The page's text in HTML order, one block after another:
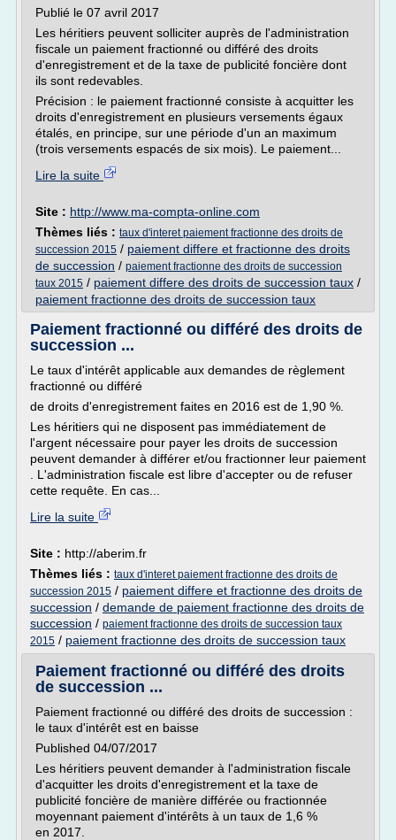
Publié le 07 avril 2017
Les héritiers peuvent solliciter auprès de l'administration
fiscale un paiement fractionné ou différé des droits
d'enregistrement et de la taxe de publicité foncière dont
ils sont redevables.
Précision : le paiement fractionné consiste à acquitter les
droits d'enregistrement en plusieurs versements égaux
étalés, en principe, sur une période d'un an maximum
(trois versements espacés de six mois). Le paiement...
Lire la suite
Site : http://www.ma-compta-online.com
Thèmes liés : taux d'interet paiement fractionne des droits de
succession 2015 / paiement differe et fractionne des droits
de succession / paiement fractionne des droits de succession
taux 2015 / paiement differe des droits de succession taux /
paiement fractionne des droits de succession taux
Paiement fractionné ou différé des droits de
succession ...
Le taux d'intérêt applicable aux demandes de règlement
fractionné ou différé
de droits d'enregistrement faites en 2016 est de 1,90 %.
Les héritiers qui ne disposent pas immédiatement de
l'argent nécessaire pour payer les droits de succession
peuvent demander à différer et/ou fractionner leur paiement
. L'administration fiscale est libre d'accepter ou de refuser
cette requête. En cas...
Lire la suite
Site : http://aberim.fr
Thèmes liés : taux d'interet paiement fractionne des droits de
succession 2015 / paiement differe et fractionne des droits de
succession / demande de paiement fractionne des droits de
succession / paiement fractionne des droits de succession taux
2015 / paiement fractionne des droits de succession taux
Paiement fractionné ou différé des droits
de succession ...
Paiement fractionné ou différé des droits de succession :
le taux d'intérêt est en baisse
Published 04/07/2017
Les héritiers peuvent demander à l'administration fiscale
d'acquitter les droits d'enregistrement et la taxe de
publicité foncière de manière différée ou fractionnée
moyennant paiement d'intérêts à un taux de 1,6 %
en 2017.